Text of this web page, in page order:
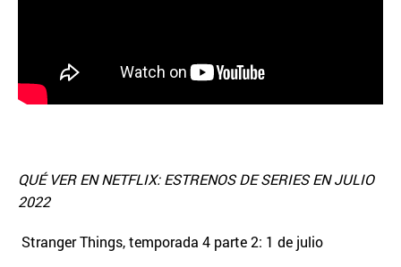
QUÉ VER EN NETFLIX: ESTRENOS DE SERIES EN JULIO
2022
Stranger Things, temporada 4 parte 2: 1 de julio